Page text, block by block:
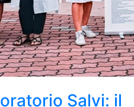
Salvi: il